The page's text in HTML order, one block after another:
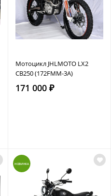
Мотоцикл JHLMOTO LX2
CB250 (172FMM-3A)
171 000 ₽
НОВИНКА